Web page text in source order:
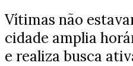
Vítimas não
cidade amplia
e realiza busca